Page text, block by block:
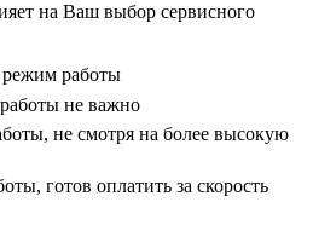
на Ваш выбор сервисного
работы
не важно
не смотря на более высокую
готов оплатить за скорость